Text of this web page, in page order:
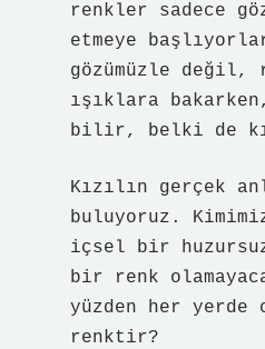
renkler sadece
etmeye
gözümüzle değil,
ışıklara
bilir, belki de
Kızılın gerçek
buluyoruz.
içsel bir
bir renk
yüzden her yerde
renktir?